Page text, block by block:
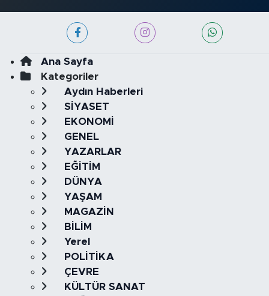
Ana Sayfa
Kategoriler
Aydın Haberleri
SİYASET
EKONOMİ
GENEL
YAZARLAR
EĞİTİM
DÜNYA
YAŞAM
MAGAZİN
BİLİM
Yerel
POLİTİKA
ÇEVRE
KÜLTÜR SANAT